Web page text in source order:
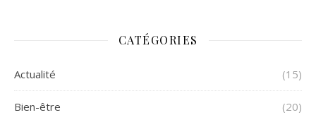
CATÉGORIES
Actualité (15)
Bien-être (20)